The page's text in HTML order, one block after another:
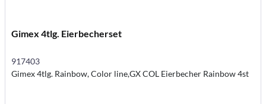
Gimex 4tlg. Eierbecherset
917403
Gimex 4tlg. Rainbow, Color line,GX COL Eierbecher Rainbow 4st